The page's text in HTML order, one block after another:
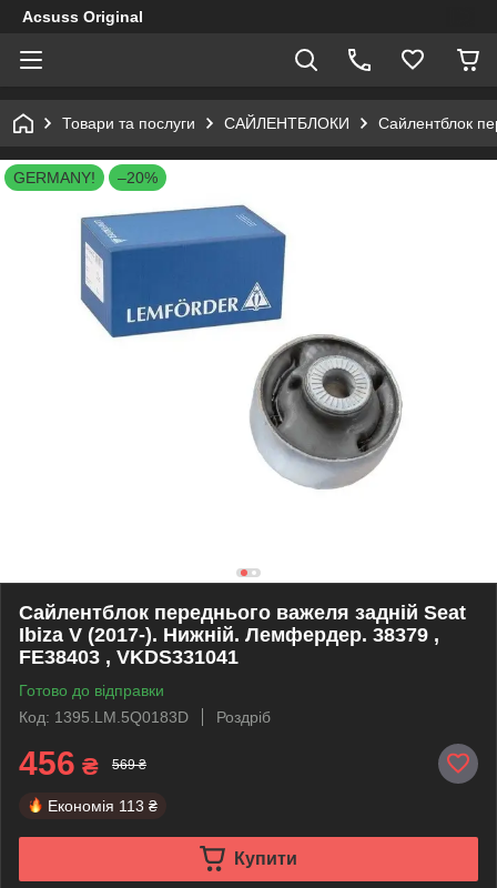
Acsuss Original
Товари та послуги САЙЛЕНТБЛОКИ Сайлентблок
GERMANY! –20%
Сайлентблок переднього важеля задній Seat
Ibiza V (2017-). Нижній. Лемфердер. 38379 ,
FE38403 , VKDS331041
Готово до відправки
Код: 1395.LM.5Q0183D
Роздріб
456 ₴ 569 ₴
Економія 113 ₴
Купити